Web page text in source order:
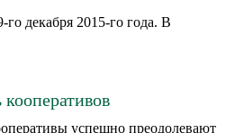
декабря 2015-го года. В
успешно преодолевают